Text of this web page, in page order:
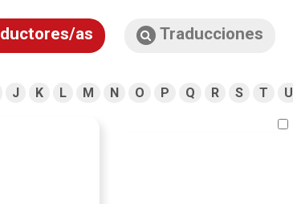
as Traducciones
J K L M N O P Q R S T U